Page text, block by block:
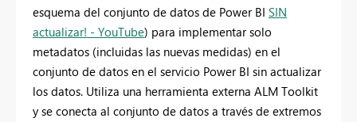
esquema del conjunto de datos de Power BI SIN
actualizar! - YouTube) para implementar solo
metadatos (incluidas las nuevas medidas) en el
conjunto de datos en el servicio Power BI sin actualizar
los datos. Utiliza una herramienta externa ALM Toolkit
y se conecta al conjunto de datos a través de extremos